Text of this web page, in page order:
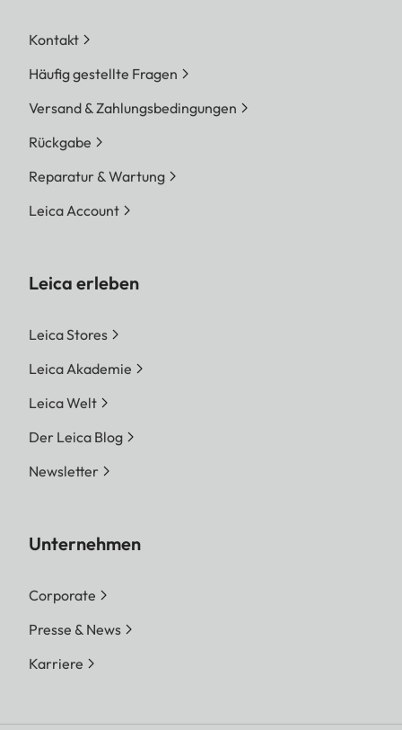
Kontakt
Häufig gestellte Fragen
Versand & Zahlungsbedingungen
Rückgabe
Reparatur & Wartung
Leica Account
Leica erleben
Leica Stores
Leica Akademie
Leica Welt
Der Leica Blog
Newsletter
Unternehmen
Corporate
Presse & News
Karriere